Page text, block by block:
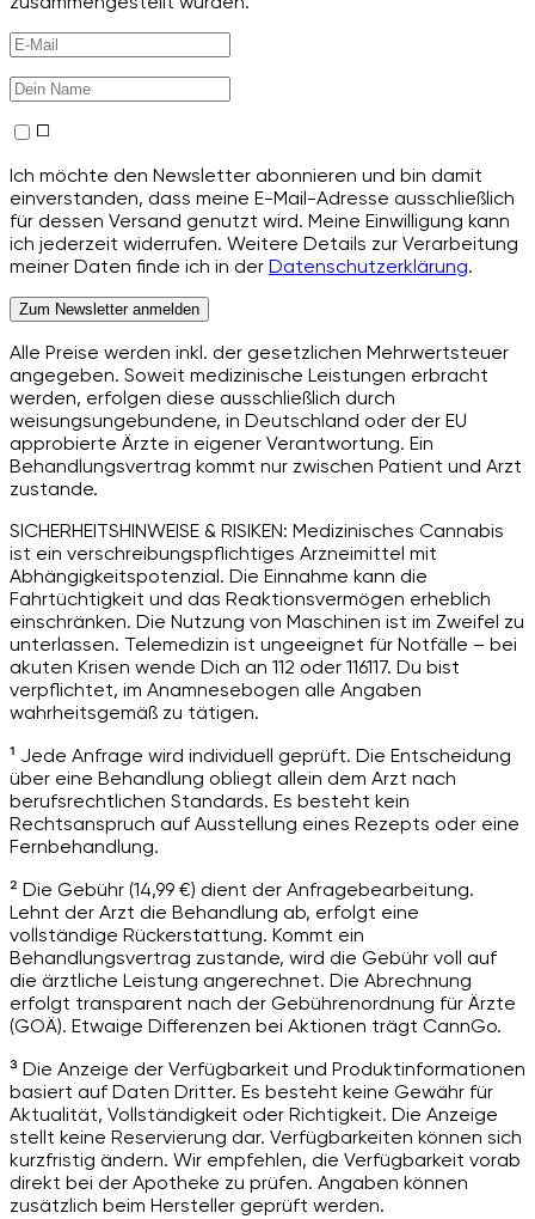
Ich möchte den Newsletter abonnieren und bin damit
einverstanden, dass meine E-Mail-Adresse ausschließlich
für dessen Versand genutzt wird. Meine Einwilligung kann
ich jederzeit widerrufen. Weitere Details zur Verarbeitung
meiner Daten finde ich in der Datenschutzerklärung.
Zum Newsletter anmelden
Alle Preise werden inkl. der gesetzlichen Mehrwertsteuer
angegeben. Soweit medizinische Leistungen erbracht
werden, erfolgen diese ausschließlich durch
weisungsungebundene, in Deutschland oder der EU
approbierte Ärzte in eigener Verantwortung. Ein
Behandlungsvertrag kommt nur zwischen Patient und Arzt
zustande.
SICHERHEITSHINWEISE & RISIKEN: Medizinisches Cannabis
ist ein verschreibungspflichtiges Arzneimittel mit
Abhängigkeitspotenzial. Die Einnahme kann die
Fahrtüchtigkeit und das Reaktionsvermögen erheblich
einschränken. Die Nutzung von Maschinen ist im Zweifel zu
unterlassen. Telemedizin ist ungeeignet für Notfälle – bei
akuten Krisen wende Dich an 112 oder 116117. Du bist
verpflichtet, im Anamnesebogen alle Angaben
wahrheitsgemäß zu tätigen.
¹ Jede Anfrage wird individuell geprüft. Die Entscheidung
über eine Behandlung obliegt allein dem Arzt nach
berufsrechtlichen Standards. Es besteht kein
Rechtsanspruch auf Ausstellung eines Rezepts oder eine
Fernbehandlung.
² Die Gebühr (14,99 €) dient der Anfragebearbeitung.
Lehnt der Arzt die Behandlung ab, erfolgt eine
vollständige Rückerstattung. Kommt ein
Behandlungsvertrag zustande, wird die Gebühr voll auf
die ärztliche Leistung angerechnet. Die Abrechnung
erfolgt transparent nach der Gebührenordnung für Ärzte
(GOÄ). Etwaige Differenzen bei Aktionen trägt CannGo.
³ Die Anzeige der Verfügbarkeit und Produktinformationen
basiert auf Daten Dritter. Es besteht keine Gewähr für
Aktualität, Vollständigkeit oder Richtigkeit. Die Anzeige
stellt keine Reservierung dar. Verfügbarkeiten können sich
kurzfristig ändern. Wir empfehlen, die Verfügbarkeit vorab
direkt bei der Apotheke zu prüfen. Angaben können
zusätzlich beim Hersteller geprüft werden.